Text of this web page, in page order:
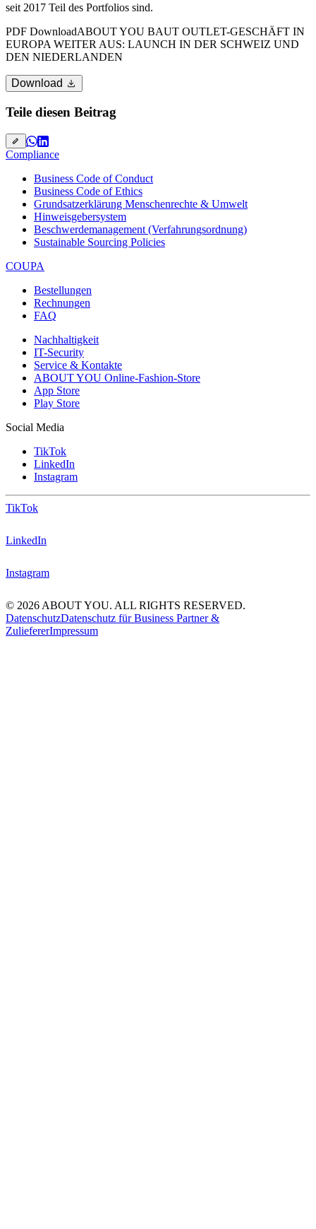
seit 2017 Teil des Portfolios sind.
PDF DownloadABOUT YOU BAUT OUTLET-GESCHÄFT IN
EUROPA WEITER AUS: LAUNCH IN DER SCHWEIZ UND
DEN NIEDERLANDEN
Download
Teile diesen Beitrag
Compliance
Business Code of Conduct
Business Code of Ethics
Grundsatzerklärung Menschenrechte & Umwelt
Hinweisgebersystem
Beschwerdemanagement (Verfahrungsordnung)
Sustainable Sourcing Policies
COUPA
Bestellungen
Rechnungen
FAQ
Nachhaltigkeit
IT-Security
Service & Kontakte
ABOUT YOU Online-Fashion-Store
App Store
Play Store
Social Media
TikTok
LinkedIn
Instagram
TikTok
LinkedIn
Instagram
© 2026 ABOUT YOU. ALL RIGHTS RESERVED.
DatenschutzDatenschutz für Business Partner &
ZuliefererImpressum